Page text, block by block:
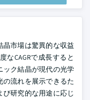
晶市場は驚異的な収益
なCAGRで成長すると
ック結晶が現代の光学
の流れを展示できるた
研究的な用途に応じ